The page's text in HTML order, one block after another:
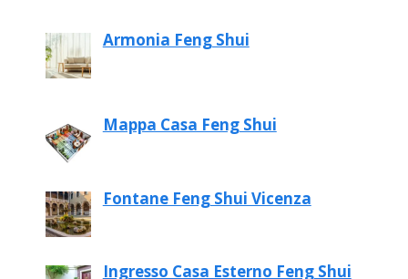
Armonia Feng Shui
Mappa Casa Feng Shui
Fontane Feng Shui Vicenza
Ingresso Casa Esterno Feng Shui